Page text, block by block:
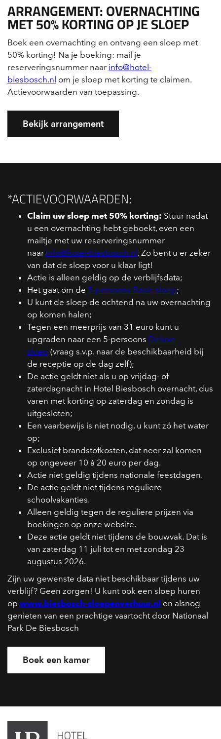
ARRANGEMENT: OVERNACHTING
MET 50% KORTING OP JE SLOEP
Boek een overnachting en ontvang een sloep met
50% korting! Na je boeking: mail je
reserveringsnummer naar info@hotel-
biesbosch.nl om je sloep met korting te claimen.
Actievoorwaarden van toepassing.
Bekijk arrangement
*ACTIEVOORWAARDEN:
Claim uw sloep met 50% korting: Stuur nadat
u een overnachting hebt geboekt, even een
mailtje met uw reserveringsnummer
naar info@hotel-biesbosch.nl. Zo bent u er zeker
van dat de sloep voor u klaar ligt!
Actie is alleen geldig op de verblijfsdata;
Het gaat om de 5-persoons Basic sloep;
U kunt de sloep de ochtend na uw overnachting
op komen halen;
Tegen een meerprijs van 31 euro kunt u
upgraden naar een 5-persoons Deluxe
sloep (vraag s.v.p. naar de beschikbaarheid bij
de receptie op de dag zelf);
De actie geldt niet als u op vrijdag- of
zaterdagnacht in Hotel Biesbosch overnacht, dus
varen met korting op zaterdag en zondag is
uitgesloten;
Een vaarbewijs is niet nodig, u kunt zó het water
op;
Exclusief brandstofkosten, dat neer zal komen
op ongeveer 10 à 20 euro per dag.
Actie niet geldig tijdens nationale feestdagen.
De actie geldt niet tijdens reguliere
schoolvakanties.
Alleen geldig tegen de reguliere prijzen via
boekingen op onze website.
Deze actie geldt niet tijdens de bouwvak. Dat is
van zaterdag 11 juli tot en met zondag 23
augustus 2026.
Zijn uw gewenste data niet beschikbaar tijdens uw
verblijf? Geen zorgen! U kunt ook een sloep huren
op www.biesbosch-sloepenverhuur.nl en alsnog
genieten van een prachtige vaartocht door Nationaal
Park De Biesbosch
Boek een kamer